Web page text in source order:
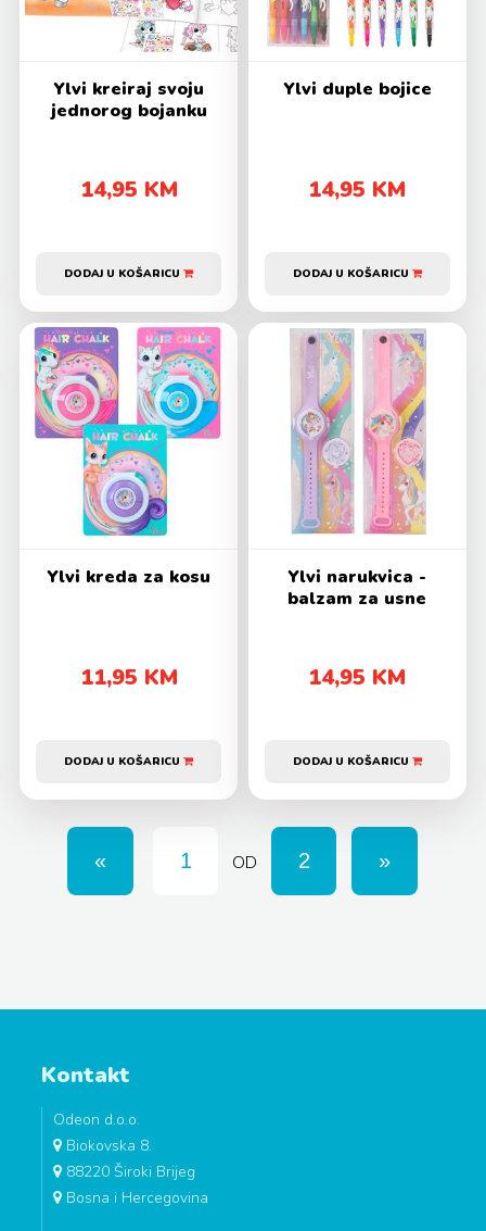
Ylvi kreiraj svoju
jednorog bojanku
14,95 KM
DODAJ U KOŠARICU
Ylvi duple bojice
14,95 KM
DODAJ U KOŠARICU
Ylvi kreda za kosu
11,95 KM
DODAJ U KOŠARICU
Ylvi narukvica -
balzam za usne
14,95 KM
DODAJ U KOŠARICU
OD
Kontakt
Odeon d.o.o.
Biokovska 8.
88220 Široki Brijeg
Bosna i Hercegovina